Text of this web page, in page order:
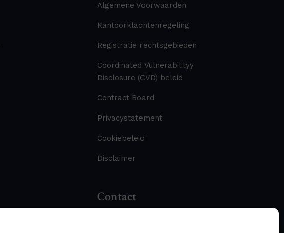
Algemene Voorwaarden
Kantoorklachtenregeling
Registratie rechtsgebieden
Coordinated Vulnerabilityy
Disclosure (CVD) beleid
Contract Board
Privacystatement
Cookiebeleid
Disclaimer
Contact